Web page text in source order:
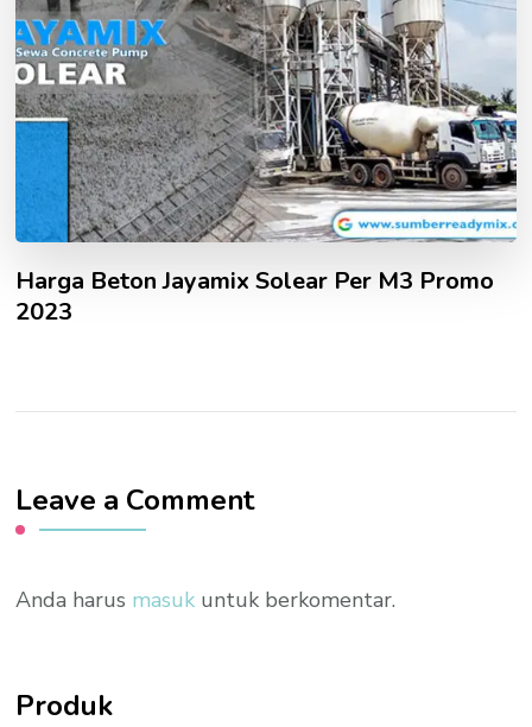
Harga Beton Jayamix Solear Per M3 Promo
2023
Leave a Comment
Anda harus masuk untuk berkomentar.
Produk